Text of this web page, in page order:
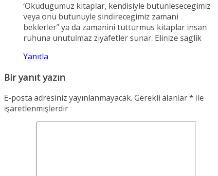
‘Okudugumuz kitaplar, kendisiyle butunlesecegimiz
veya onu butunuyle sindirecegimiz zamani
beklerler” ya da zamanini tutturmus kitaplar insan
ruhuna unutulmaz ziyafetler sunar. Elinize saglik
Yanıtla
Bir yanıt yazın
E-posta adresiniz yayınlanmayacak. Gerekli alanlar* ile
işaretlenmişlerdir